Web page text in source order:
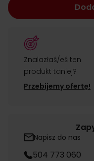
Znalazłaś/eś ten
produkt taniej?
Przebijemy ofertę!
Napisz do nas
504 773 060